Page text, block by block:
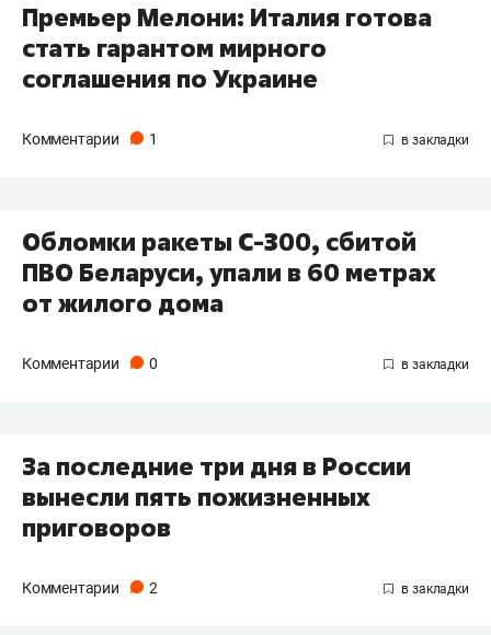
Премьер Мелони: Италия готова
стать гарантом мирного
соглашения по Украине
Комментарии 1
Обломки ракеты С-300, сбитой
ПВО Беларуси, упали в 60 метрах
от жилого дома
Комментарии 0
За последние три дня в России
вынесли пять пожизненных
приговоров
Комментарии 2